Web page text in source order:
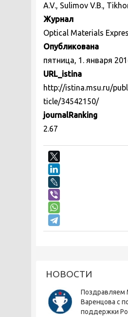
A.V., Sulimov V.B.,
Журнал
Optical Materials
Опубликована
пятница, 1. января
URL_istina
http://istina.msu.ru/
ticle/34542150/
journalRanking
2.67
НОВОСТИ
Поздравляем
Варенцова с
поддержки